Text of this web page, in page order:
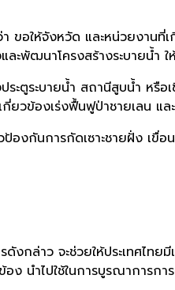
ขอให้จังหวัด และหน่วยงานที่
ละพัฒนาโครงสร้างระบายน้ำ
ระตูระบายน้ำ สถานีสูบน้ำ ห
กี่ยวข้องเร่งฟื้นฟูป่าชายเลน
ป้องกันการกัดเซาะชายฝั่ง เ
ดังกล่าว จะช่วยให้ประเทศไท
ง นำไปใช้ในการบูรณาการกา